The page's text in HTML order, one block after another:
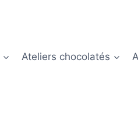
Ateliers chocolatés